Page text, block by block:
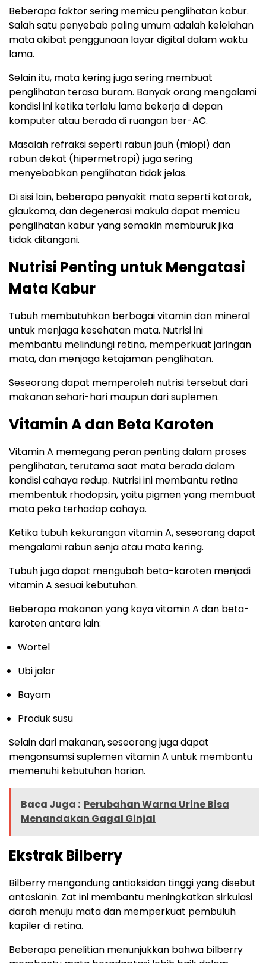
Beberapa faktor sering memicu penglihatan kabur.
Salah satu penyebab paling umum adalah kelelahan
mata akibat penggunaan layar digital dalam waktu
lama.
Selain itu, mata kering juga sering membuat
penglihatan terasa buram. Banyak orang mengalami
kondisi ini ketika terlalu lama bekerja di depan
komputer atau berada di ruangan ber-AC.
Masalah refraksi seperti rabun jauh (miopi) dan
rabun dekat (hipermetropi) juga sering
menyebabkan penglihatan tidak jelas.
Di sisi lain, beberapa penyakit mata seperti katarak,
glaukoma, dan degenerasi makula dapat memicu
penglihatan kabur yang semakin memburuk jika
tidak ditangani.
Nutrisi Penting untuk Mengatasi
Mata Kabur
Tubuh membutuhkan berbagai vitamin dan mineral
untuk menjaga kesehatan mata. Nutrisi ini
membantu melindungi retina, memperkuat jaringan
mata, dan menjaga ketajaman penglihatan.
Seseorang dapat memperoleh nutrisi tersebut dari
makanan sehari-hari maupun dari suplemen.
Vitamin A dan Beta Karoten
Vitamin A memegang peran penting dalam proses
penglihatan, terutama saat mata berada dalam
kondisi cahaya redup. Nutrisi ini membantu retina
membentuk rhodopsin, yaitu pigmen yang membuat
mata peka terhadap cahaya.
Ketika tubuh kekurangan vitamin A, seseorang dapat
mengalami rabun senja atau mata kering.
Tubuh juga dapat mengubah beta-karoten menjadi
vitamin A sesuai kebutuhan.
Beberapa makanan yang kaya vitamin A dan beta-
karoten antara lain:
Wortel
Ubi jalar
Bayam
Produk susu
Selain dari makanan, seseorang juga dapat
mengonsumsi suplemen vitamin A untuk membantu
memenuhi kebutuhan harian.
Baca Juga : Perubahan Warna Urine Bisa
Menandakan Gagal Ginjal
Ekstrak Bilberry
Bilberry mengandung antioksidan tinggi yang disebut
antosianin. Zat ini membantu meningkatkan sirkulasi
darah menuju mata dan memperkuat pembuluh
kapiler di retina.
Beberapa penelitian menunjukkan bahwa bilberry